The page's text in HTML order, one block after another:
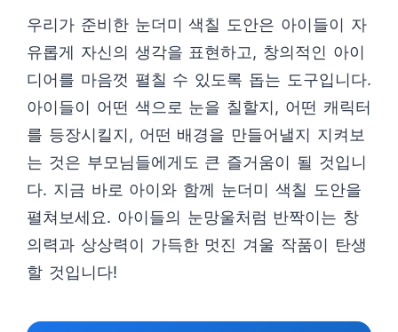
우리가 준비한 눈더미 색칠 도안은 아이들이 자
유롭게 자신의 생각을 표현하고, 창의적인 아이
디어를 마음껏 펼칠 수 있도록 돕는 도구입니다.
아이들이 어떤 색으로 눈을 칠할지, 어떤 캐릭터
를 등장시킬지, 어떤 배경을 만들어낼지 지켜보
는 것은 부모님들에게도 큰 즐거움이 될 것입니
다. 지금 바로 아이와 함께 눈더미 색칠 도안을
펼쳐보세요. 아이들의 눈망울처럼 반짝이는 창
의력과 상상력이 가득한 멋진 겨울 작품이 탄생
할 것입니다!